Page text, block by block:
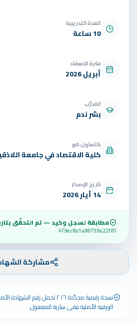
المدة التدريبية
10 ساعة
فترة الانعقاد
أبريل 2026
المدرّب
بشر ندم
بالتعاون مع
كلية الاقتصاد في جامعة
تاريخ الإصدار
14 أيار 2026
مطابقة لسجل وكيد — تم التحقّق
479ec8a1a86739a22f81
مشاركة
نسخة رقمية مجدَّدة ٢٠٢٦ تحمل
الورقية الأصلية تبقى سارية المفعول.